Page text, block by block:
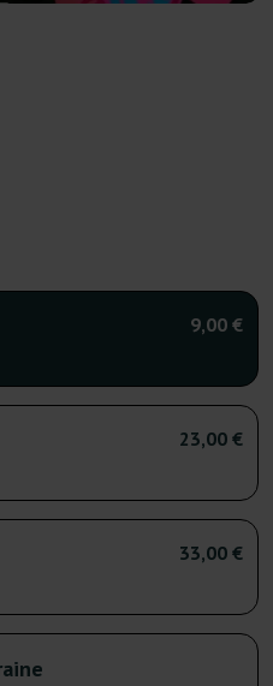
9,00 €
23,00 €
33,00 €